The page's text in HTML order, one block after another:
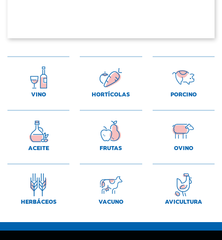
VINO HORTÍCOLAS PORCINO
ACEITE FRUTAS OVINO
HERBÁCEOS VACUNO AVICULTURA